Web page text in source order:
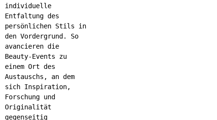
individuelle
Entfaltung des
persönlichen Stils in
den Vordergrund. So
avancieren die
Beauty-Events zu
einem Ort des
Austauschs, an dem
sich Inspiration,
Forschung und
Originalität
gegenseitig